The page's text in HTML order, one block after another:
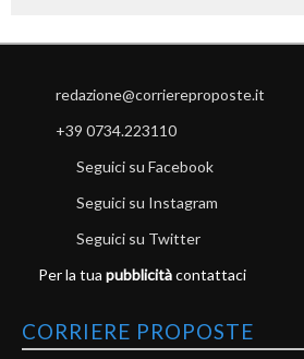
redazione@corriereproposte.it
+39 0734.223110
Seguici su Facebook
Seguici su Instagram
Seguici su Twitter
Per la tua pubblicitàcontattaci
CORRIERE PROPOSTE